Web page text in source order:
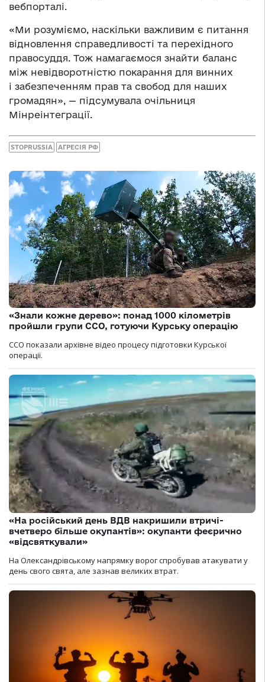
вебпорталі.
«Ми розуміємо, наскільки важливим є питання
відновлення справедливості та перехідного
правосуддя. Тож намагаємося знайти баланс
між невідворотністю покарання для винних
і забезпеченням прав та свобод для наших
громадян», — підсумувала очільниця
Мінреінтеграції.
STOPRUSSIA АГРЕСІЯ РФ
«Знали кожне дерево»: понад 1000 кілометрів
пройшли групи ССО, готуючи Курську операцію
ССО показали архівне відео процесу підготовки Курської
операції.
«На російський день ВДВ накришили втричі-
вчетверо більше окупантів»: окупанти феєрично
«відсвяткували»
На Олександрівському напрямку ворог спробував атакувати у
день свого свята, але зазнав великих втрат.